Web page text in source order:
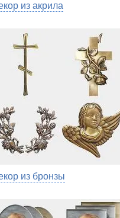
из акрила
из бронзы